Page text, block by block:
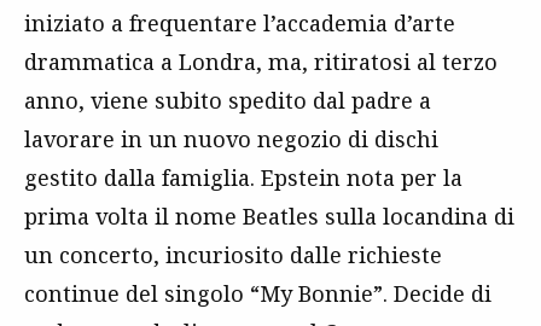
iniziato a frequentare l’accademia d’arte
drammatica a Londra, ma, ritiratosi al terzo
anno, viene subito spedito dal padre a
lavorare in un nuovo negozio di dischi
gestito dalla famiglia. Epstein nota per la
prima volta il nome Beatles sulla locandina di
un concerto, incuriosito dalle richieste
continue del singolo “My Bonnie”. Decide di